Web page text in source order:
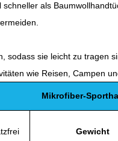
als
sodass sie leicht zu tragen
wie Reisen, Campen
Mikrofiber-
Gewicht